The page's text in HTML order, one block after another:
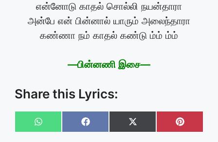
என்னோடு காதல் சொல்லி நயன்தாரா
அன்பே என் பின்னால் யாரும் அலைந்தாரா
கண்ணா நம் காதல் கண்டு ம்ம் ம்ம்
—பின்னணி இசை—
Share this Lyrics:
Share
on
Share
on
Share
on
Share
on